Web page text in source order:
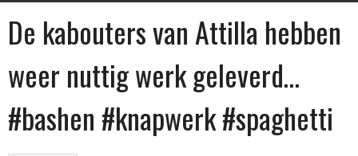
De kabouters van Attilla hebben
weer nuttig werk geleverd…
#bashen #knapwerk #spaghetti